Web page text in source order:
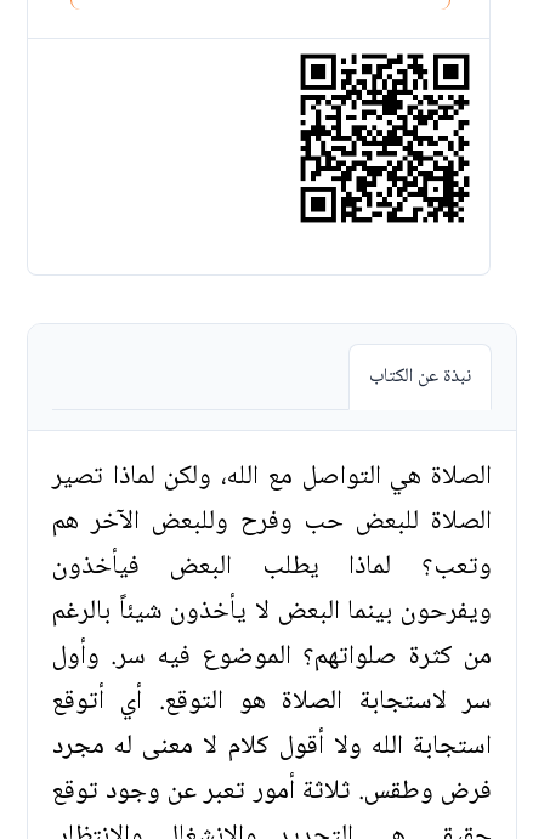
نبذة عن الكتاب
الصلاة هي التواصل مع الله، ولكن لماذا تصير
الصلاة للبعض حب وفرح وللبعض الآخر هم
وتعب؟ لماذا يطلب البعض فيأخذون
ويفرحون بينما البعض لا يأخذون شيئاً بالرغم
من كثرة صلواتهم؟ الموضوع فيه سر. وأول
سر لاستجابة الصلاة هو التوقع. أي أتوقع
استجابة الله ولا أقول كلام لا معنى له مجرد
فرض وطقس. ثلاثة أمور تعبر عن وجود توقع